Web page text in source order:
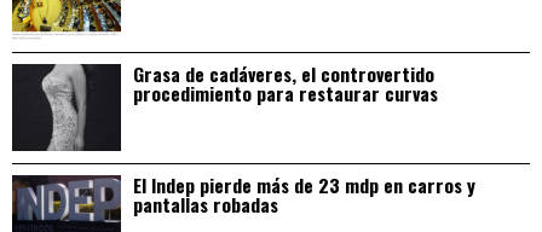
Grasa de cadáveres, el controvertido
procedimiento para restaurar curvas
El Indep pierde más de 23 mdp en carros y
pantallas robadas